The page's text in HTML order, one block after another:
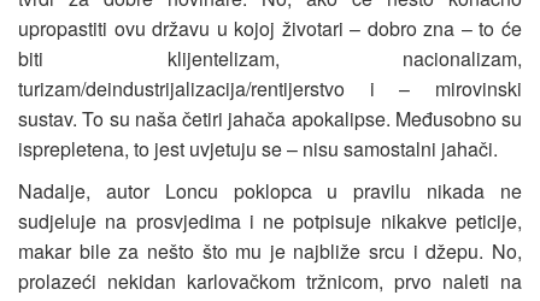
upropastiti ovu državu u kojoj životari – dobro zna – to će
biti klijentelizam, nacionalizam,
turizam/deindustrijalizacija/rentijerstvo i – mirovinski
sustav. To su naša četiri jahača apokalipse. Međusobno su
isprepletena, to jest uvjetuju se – nisu samostalni jahači.
Nadalje, autor Loncu poklopca u pravilu nikada ne
sudjeluje na prosvjedima i ne potpisuje nikakve peticije,
makar bile za nešto što mu je najbliže srcu i džepu. No,
prolazeći nekidan karlovačkom tržnicom, prvo naleti na